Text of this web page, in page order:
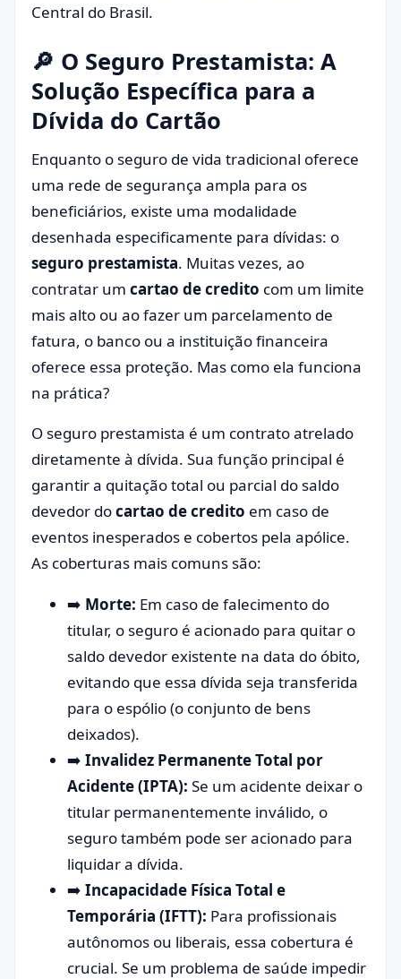
Central do Brasil.
🔎 O Seguro Prestamista: A
Solução Específica para a
Dívida do Cartão
Enquanto o seguro de vida tradicional oferece
uma rede de segurança ampla para os
beneficiários, existe uma modalidade
desenhada especificamente para dívidas: o
seguro prestamista. Muitas vezes, ao
contratar um cartao de credito com um limite
mais alto ou ao fazer um parcelamento de
fatura, o banco ou a instituição financeira
oferece essa proteção. Mas como ela funciona
na prática?
O seguro prestamista é um contrato atrelado
diretamente à dívida. Sua função principal é
garantir a quitação total ou parcial do saldo
devedor docartao de credito em caso de
eventos inesperados e cobertos pela apólice.
As coberturas mais comuns são:
➡️ Morte: Em caso de falecimento do
titular, o seguro é acionado para quitar o
saldo devedor existente na data do óbito,
evitando que essa dívida seja transferida
para o espólio (o conjunto de bens
deixados).
➡️ Invalidez Permanente Total por
Acidente (IPTA): Se um acidente deixar o
titular permanentemente inválido, o
seguro também pode ser acionado para
liquidar a dívida.
➡️ Incapacidade Física Total e
Temporária (IFTT): Para profissionais
autônomos ou liberais, essa cobertura é
crucial. Se um problema de saúde impedir